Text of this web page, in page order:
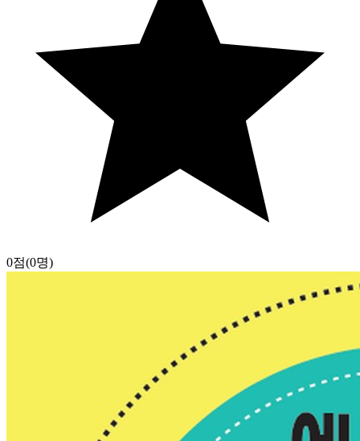
0점(0명)